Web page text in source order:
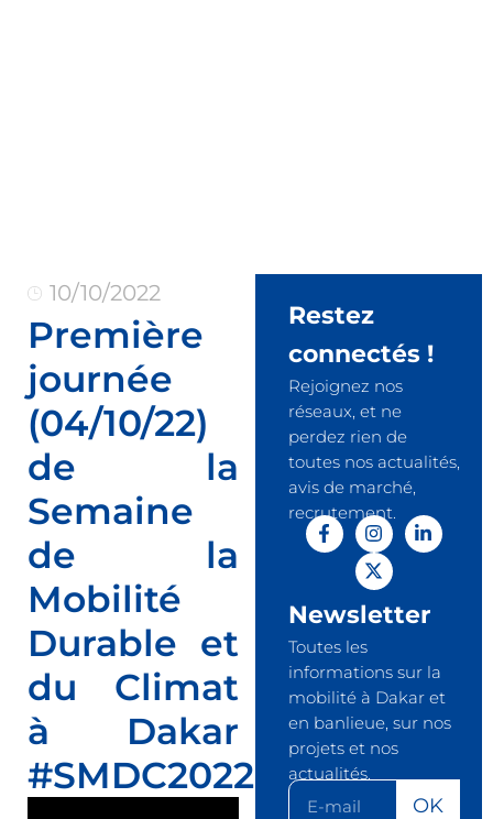
10/10/2022
Première
journée
(04/10/22)
de la
Semaine
de la
Mobilité
Durable et
du Climat
à Dakar
#SMDC2022
Restez
connectés !
Rejoignez nos
réseaux, et ne
perdez rien de
toutes nos actualités,
avis de marché,
recrutement.
Newsletter
Toutes les
informations sur la
mobilité à Dakar et
en banlieue, sur nos
projets et nos
actualités.
OK